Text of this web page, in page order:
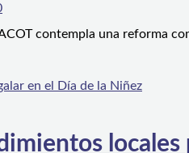
contempla una reforma